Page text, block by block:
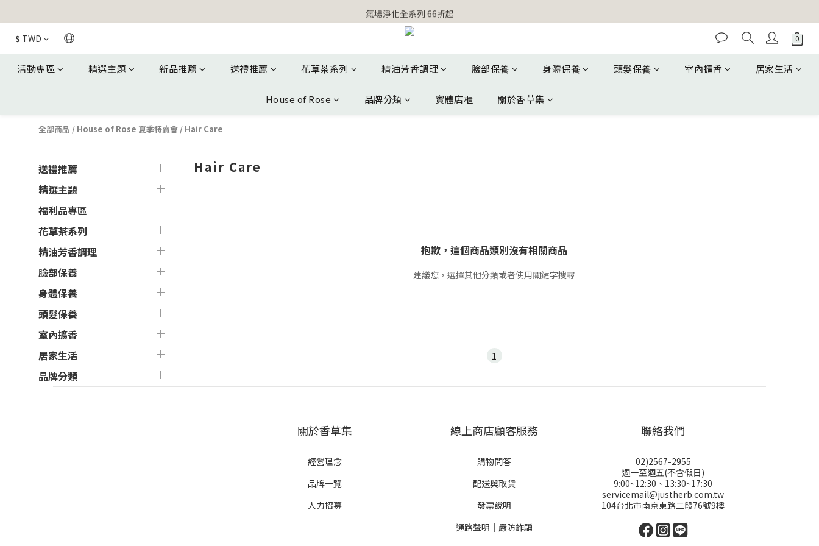
【官網獨家】首次消費 不限金額 即送 香遇熊超人行李吊牌
氣場淨化全系列 66折起
【官網獨家】首次消費 不限金額 即送 香遇熊超人行李吊牌
$ TWD
活動專區 精選主題 新品推薦 送禮推薦 花草茶系列 精油芳香調理 臉部保養 身體保養 頭髮保養 室內擴香 居家生活
House of Rose 品牌分類 實體店櫃 關於香草集
全部商品 / House of Rose 夏季特賣會 / Hair Care
送禮推薦
精選主題
福利品專區
花草茶系列
精油芳香調理
臉部保養
身體保養
頭髮保養
室內擴香
居家生活
品牌分類
Hair Care
抱歉，這個商品類別沒有相關商品
建議您，選擇其他分類或者使用關鍵字搜尋
1
關於香草集
經營理念
品牌一覽
人力招募
線上商店顧客服務
購物問答
配送與取貨
發票說明
通路聲明｜嚴防詐騙
聯絡我們
02)2567-2955
週一至週五(不含假日)
9:00~12:30、13:30~17:30
servicemail@justherb.com.tw
104台北市南京東路二段76號9樓